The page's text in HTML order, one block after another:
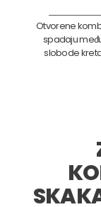
Otvorene
spadaju
slobode